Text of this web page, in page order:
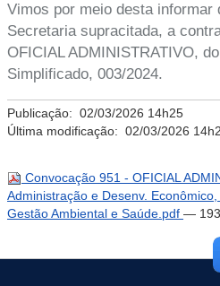
Vimos por meio desta informar
Secretaria supracitada, a
OFICIAL ADMINISTRATIVO,
Simplificado, 003/2024.
Publicação: 02/03/2026 14h25
Última modificação: 02/03/2026
Convocação 951 - OFICIAL
Administração e Desenv.
Gestão Ambiental e Saúde.pdf —